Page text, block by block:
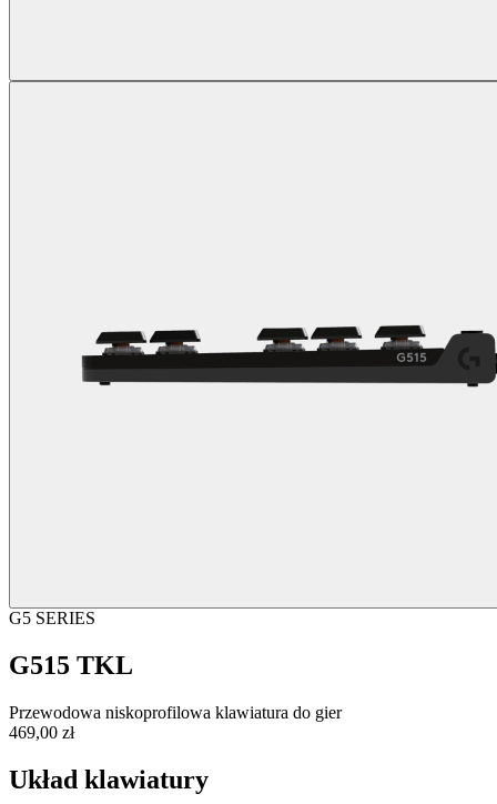
G5 SERIES
G515 TKL
Przewodowa niskoprofilowa klawiatura do gier
469,00 zł
Układ klawiatury